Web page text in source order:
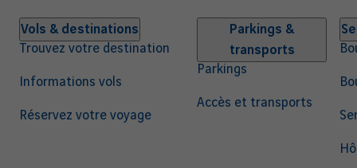
Navigation
principale
Vols & destinations
Trouvez votre destination
Informations vols
Réservez votre voyage
Parkings &
transports
Parkings
Accès et transports